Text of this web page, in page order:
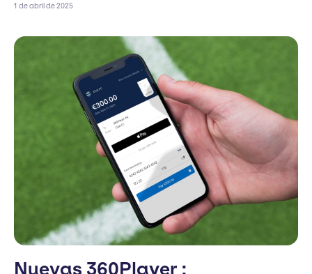
1 de abril de 2025
Nuevas 360Player :